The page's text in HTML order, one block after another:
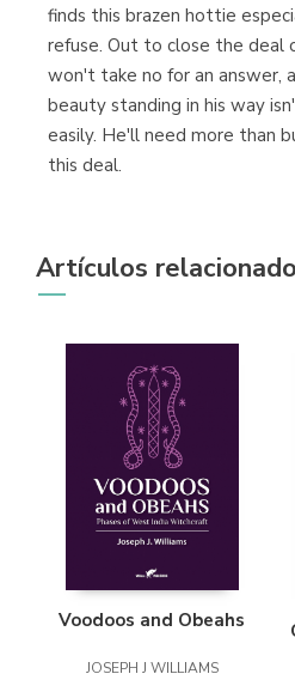
Librería
finds this brazen hottie
refuse. Out to close the deal
won't take no for an answer,
beauty standing in his way
easily. He'll need more than
this deal.
Artículos
Voodoos and Obeahs
JOSEPH J WILLIAMS